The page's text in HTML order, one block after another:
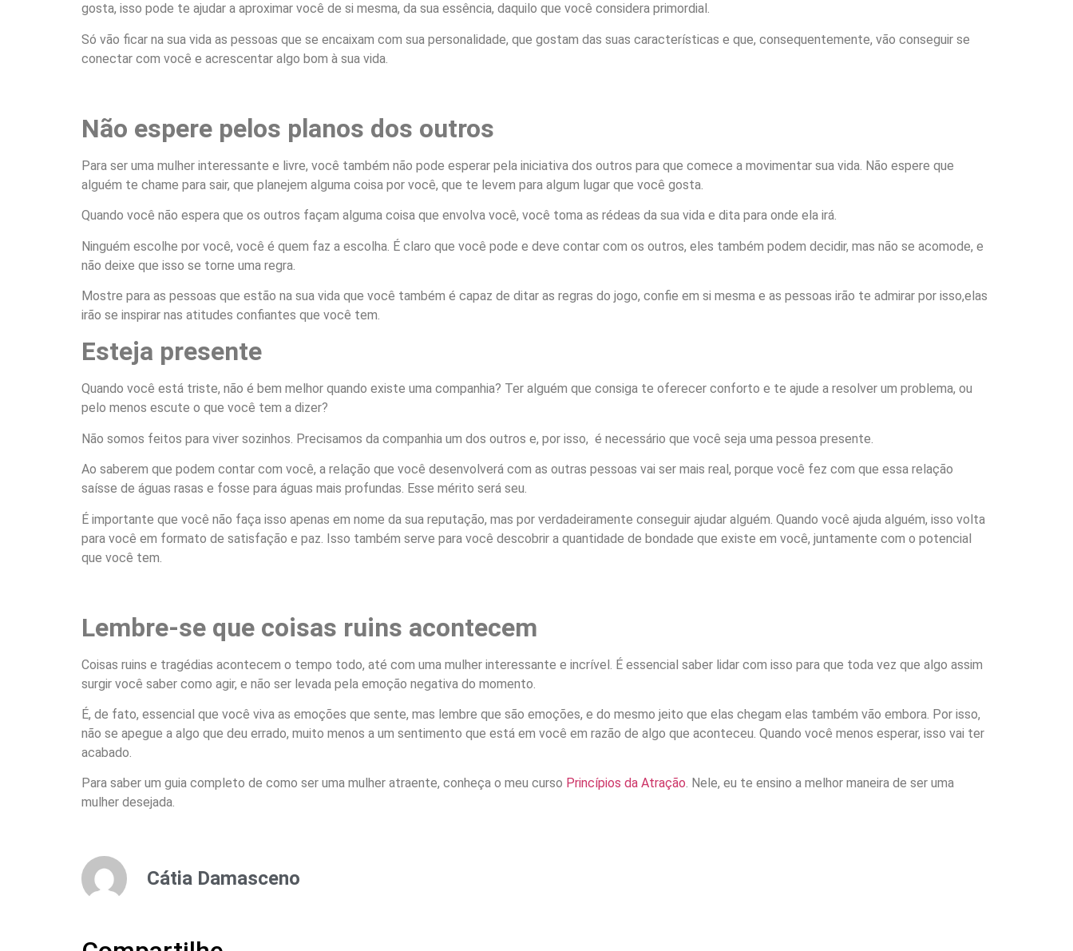
gosta, isso pode te ajudar a aproximar você de si mesma, da sua essência, daquilo que você considera primordial.
Só vão ficar na sua vida as pessoas que se encaixam com sua personalidade, que gostam das suas características e que, consequentemente, vão conseguir se
conectar com você e acrescentar algo bom à sua vida.
Não espere pelos planos dos outros
Para ser uma mulher interessante e livre, você também não pode esperar pela iniciativa dos outros para que comece a movimentar sua vida. Não espere que
alguém te chame para sair, que planejem alguma coisa por você, que te levem para algum lugar que você gosta.
Quando você não espera que os outros façam alguma coisa que envolva você, você toma as rédeas da sua vida e dita para onde ela irá.
Ninguém escolhe por você, você é quem faz a escolha. É claro que você pode e deve contar com os outros, eles também podem decidir, mas não se acomode, e
não deixe que isso se torne uma regra.
Mostre para as pessoas que estão na sua vida que você também é capaz de ditar as regras do jogo, confie em si mesma e as pessoas irão te admirar por isso,elas
irão se inspirar nas atitudes confiantes que você tem.
Esteja presente
Quando você está triste, não é bem melhor quando existe uma companhia? Ter alguém que consiga te oferecer conforto e te ajude a resolver um problema, ou
pelo menos escute o que você tem a dizer?
Não somos feitos para viver sozinhos. Precisamos da companhia um dos outros e, por isso, é necessário que você seja uma pessoa presente.
Ao saberem que podem contar com você, a relação que você desenvolverá com as outras pessoas vai ser mais real, porque você fez com que essa relação
saísse de águas rasas e fosse para águas mais profundas. Esse mérito será seu.
É importante que você não faça isso apenas em nome da sua reputação, mas por verdadeiramente conseguir ajudar alguém. Quando você ajuda alguém, isso volta
para você em formato de satisfação e paz. Isso também serve para você descobrir a quantidade de bondade que existe em você, juntamente com o potencial
que você tem.
Lembre-se que coisas ruins acontecem
Coisas ruins e tragédias acontecem o tempo todo, até com uma mulher interessante e incrível. É essencial saber lidar com isso para que toda vez que algo assim
surgir você saber como agir, e não ser levada pela emoção negativa do momento.
É, de fato, essencial que você viva as emoções que sente, mas lembre que são emoções, e do mesmo jeito que elas chegam elas também vão embora. Por isso,
não se apegue a algo que deu errado, muito menos a um sentimento que está em você em razão de algo que aconteceu. Quando você menos esperar, isso vai ter
acabado.
Para saber um guia completo de como ser uma mulher atraente, conheça o meu curso Princípios da Atração. Nele, eu te ensino a melhor maneira de ser uma
mulher desejada.
Cátia Damasceno